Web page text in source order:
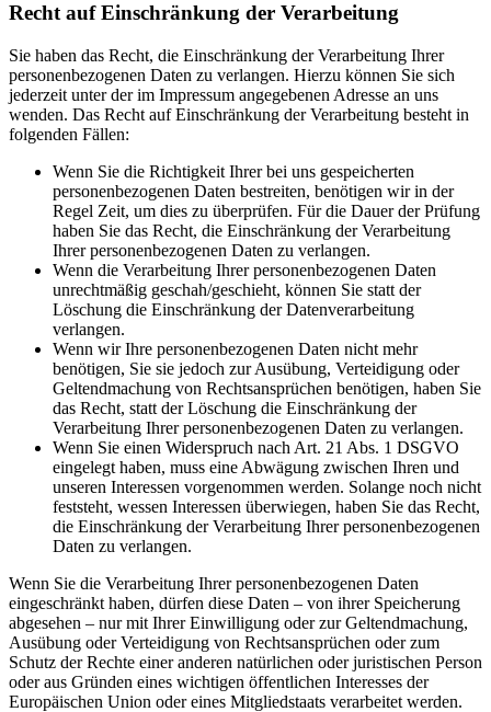
Recht auf Einschränkung der Verarbeitung
Sie haben das Recht, die Einschränkung der Verarbeitung Ihrer
personenbezogenen Daten zu verlangen. Hierzu können Sie sich
jederzeit unter der im Impressum angegebenen Adresse an uns
wenden. Das Recht auf Einschränkung der Verarbeitung besteht in
folgenden Fällen:
Wenn Sie die Richtigkeit Ihrer bei uns gespeicherten
personenbezogenen Daten bestreiten, benötigen wir in der
Regel Zeit, um dies zu überprüfen. Für die Dauer der Prüfung
haben Sie das Recht, die Einschränkung der Verarbeitung
Ihrer personenbezogenen Daten zu verlangen.
Wenn die Verarbeitung Ihrer personenbezogenen Daten
unrechtmäßig geschah/geschieht, können Sie statt der
Löschung die Einschränkung der Datenverarbeitung
verlangen.
Wenn wir Ihre personenbezogenen Daten nicht mehr
benötigen, Sie sie jedoch zur Ausübung, Verteidigung oder
Geltendmachung von Rechtsansprüchen benötigen, haben Sie
das Recht, statt der Löschung die Einschränkung der
Verarbeitung Ihrer personenbezogenen Daten zu verlangen.
Wenn Sie einen Widerspruch nach Art. 21 Abs. 1 DSGVO
eingelegt haben, muss eine Abwägung zwischen Ihren und
unseren Interessen vorgenommen werden. Solange noch nicht
feststeht, wessen Interessen überwiegen, haben Sie das Recht,
die Einschränkung der Verarbeitung Ihrer personenbezogenen
Daten zu verlangen.
Wenn Sie die Verarbeitung Ihrer personenbezogenen Daten
eingeschränkt haben, dürfen diese Daten – von ihrer Speicherung
abgesehen – nur mit Ihrer Einwilligung oder zur Geltendmachung,
Ausübung oder Verteidigung von Rechtsansprüchen oder zum
Schutz der Rechte einer anderen natürlichen oder juristischen Person
oder aus Gründen eines wichtigen öffentlichen Interesses der
Europäischen Union oder eines Mitgliedstaats verarbeitet werden.